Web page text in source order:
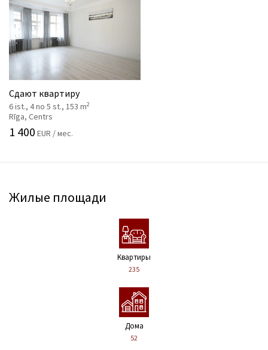
Сдают квартиру
6 ist., 4 no 5 st., 153 m2
Rīga, Centrs
1 400 EUR / мес.
Жилые площади
Kвартиры
235
Дома
52